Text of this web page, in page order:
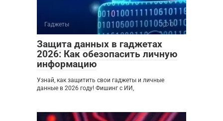
Гаджеты 0
Защита данных в гаджетах
2026: Как обезопасить личную
информацию
Узнай, как защитить свои гаджеты и личные
данные в 2026 году! Фишинг с ИИ,